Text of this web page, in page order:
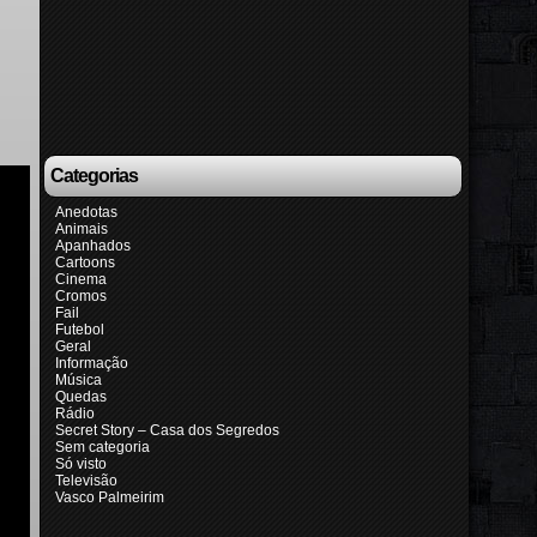
Categorias
Anedotas
Animais
Apanhados
Cartoons
Cinema
Cromos
Fail
Futebol
Geral
Informação
Música
Quedas
Rádio
Secret Story – Casa dos Segredos
Sem categoria
Só visto
Televisão
Vasco Palmeirim